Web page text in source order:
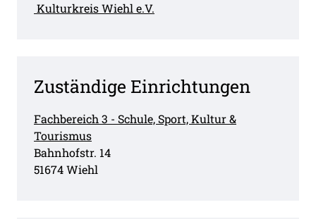
Kulturkreis Wiehl e.V.
Zuständige Einrichtungen
Fachbereich 3 - Schule, Sport, Kultur &
Tourismus
Straße:
Bahnhofstr. Hausnummer:
14
PLZ:
51674Ort:
Wiehl